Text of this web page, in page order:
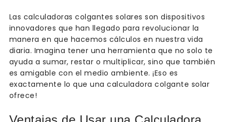
Las calculadoras colgantes solares son dispositivos
innovadores que han llegado para revolucionar la
manera en que hacemos cálculos en nuestra vida
diaria. Imagina tener una herramienta que no solo te
ayuda a sumar, restar o multiplicar, sino que también
es amigable con el medio ambiente. ¡Eso es
exactamente lo que una calculadora colgante solar
ofrece!